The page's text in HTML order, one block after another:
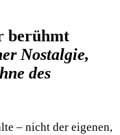
berühmt
Nostalgie,
des
– nicht der eigenen,